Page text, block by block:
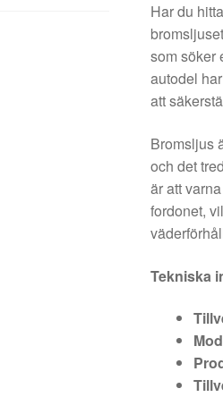
Har du
som söker
autodel
att
Bromsljus
och det
är att
fordonet,
Tekniska